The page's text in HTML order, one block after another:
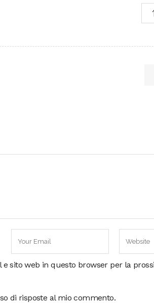
e sito web in questo browser per la
di risposte al mio commento.